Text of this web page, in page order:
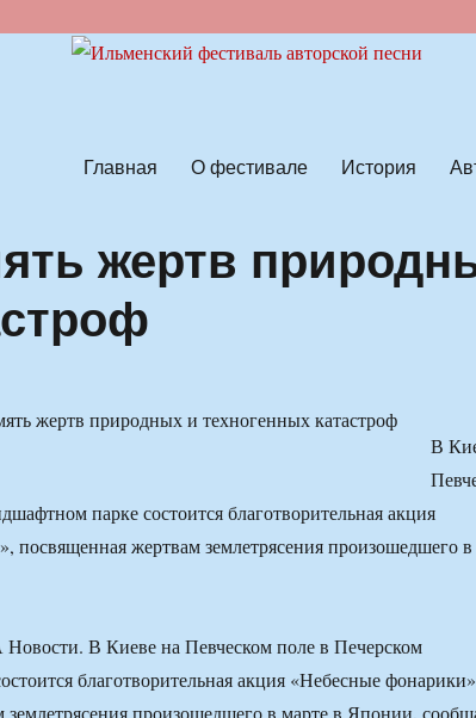
Главная О фестивале История
жертв
В
парке состоится благотворительная акция
посвященная жертвам землетрясения произошедшего в
В Киеве на Певческом поле в Печерском
благотворительная акция «Небесные